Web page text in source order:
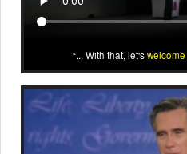
... With that, let'swelcome